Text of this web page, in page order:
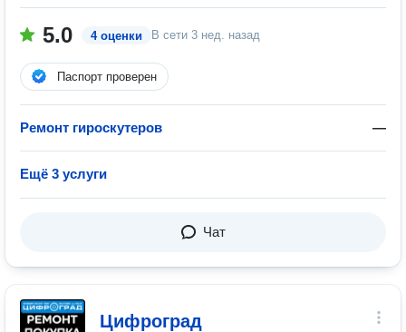
5.0 4 оценки В сети 3 нед. назад
Паспорт проверен
Ремонт гироскутеров —
Ещё 3 услуги
Чат
Цифроград